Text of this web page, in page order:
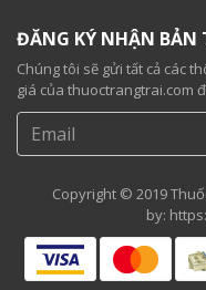
ĐĂNG KÝ NHẬN BẢN
Chúng tôi sẽ gửi tất cả các
giá của thuoctrangtrai.com
Copyright © 2019
by: